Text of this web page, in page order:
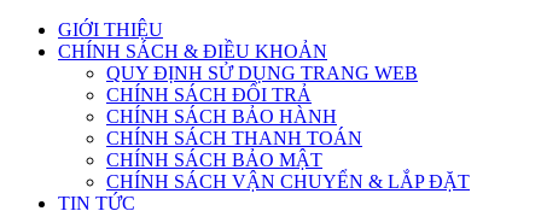
GIỚI THIỆU
CHÍNH SÁCH & ĐIỀU KHOẢN
QUY ĐỊNH SỬ DỤNG TRANG WEB
CHÍNH SÁCH ĐỔI TRẢ
CHÍNH SÁCH BẢO HÀNH
CHÍNH SÁCH THANH TOÁN
CHÍNH SÁCH BẢO MẬT
CHÍNH SÁCH VẬN CHUYỂN & LẮP ĐẶT
TIN TỨC